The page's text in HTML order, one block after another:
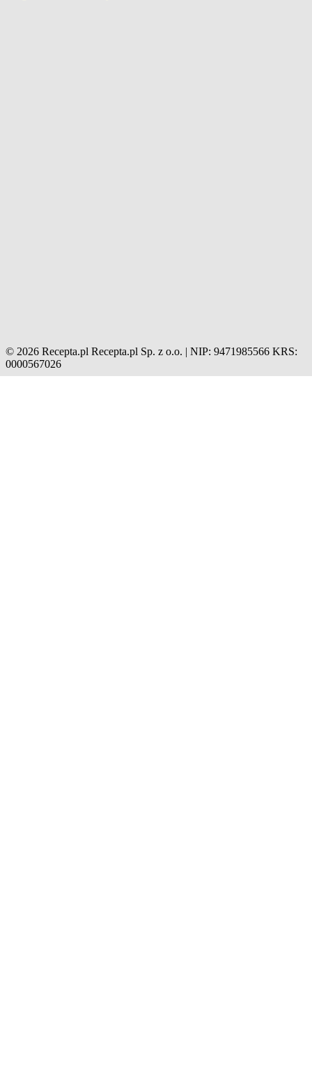
© 2026 Recepta.pl Recepta.pl Sp. z o.o. | NIP: 9471985566 KRS:
0000567026